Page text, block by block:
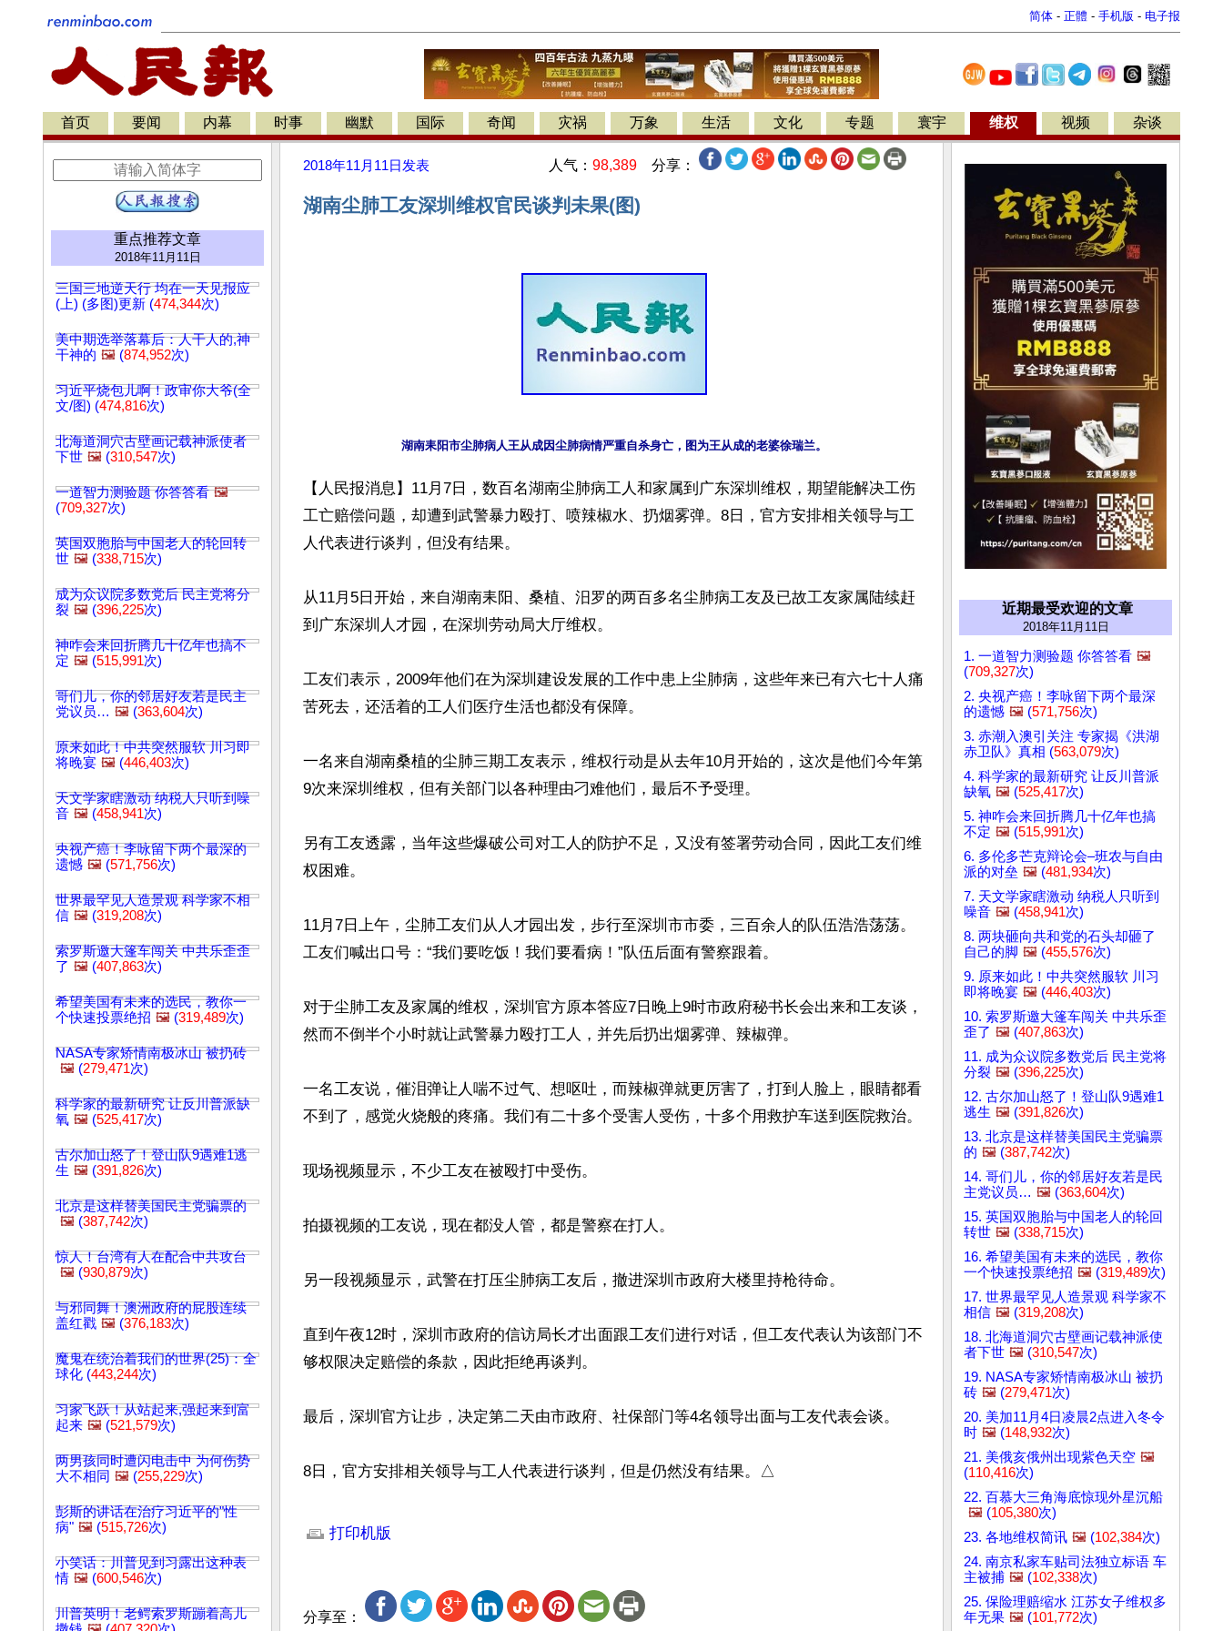
简体 - 正體 - 手机版 - 电子报
首页 要闻 内幕 时事 幽默 国际 奇闻 灾祸 万象 生活 文化 专题 寰宇 维权 视频 杂谈
重点推荐文章
2018年11月11日
三国三地逆天行 均在一天见报应
(上) (多图)更新 (474,344次)
美中期选举落幕后：人干人的,神
干神的 🖼️ (874,952次)
习近平烧包儿啊！政审你大爷(全
文/图) (474,816次)
北海道洞穴古壁画记载神派使者
下世 🖼️ (310,547次)
一道智力测验题 你答答看 🖼️
(709,327次)
英国双胞胎与中国老人的轮回转
世 🖼️ (338,715次)
成为众议院多数党后 民主党将分
裂 🖼️ (396,225次)
神咋会来回折腾几十亿年也搞不
定 🖼️ (515,991次)
哥们儿，你的邻居好友若是民主
党议员… 🖼️ (363,604次)
原来如此！中共突然服软 川习即
将晚宴 🖼️ (446,403次)
天文学家瞎激动 纳税人只听到噪
音 🖼️ (458,941次)
央视产癌！李咏留下两个最深的
遗憾 🖼️ (571,756次)
世界最罕见人造景观 科学家不相
信 🖼️ (319,208次)
索罗斯邀大篷车闯关 中共乐歪歪
了 🖼️ (407,863次)
希望美国有未来的选民，教你一
个快速投票绝招 🖼️ (319,489次)
NASA专家矫情南极冰山 被扔砖
🖼️ (279,471次)
科学家的最新研究 让反川普派缺
氧 🖼️ (525,417次)
古尔加山怒了！登山队9遇难1逃
生 🖼️ (391,826次)
北京是这样替美国民主党骗票的
🖼️ (387,742次)
惊人！台湾有人在配合中共攻台
🖼️ (930,879次)
与邪同舞！澳洲政府的屁股连续
盖红戳 🖼️ (376,183次)
魔鬼在统治着我们的世界(25)：全
球化 (443,244次)
习家飞跃！从站起来,强起来到富
起来 🖼️ (521,579次)
两男孩同时遭闪电击中 为何伤势
大不相同 🖼️ (255,229次)
彭斯的讲话在治疗习近平的"性
病" 🖼️ (515,726次)
小笑话：川普见到习露出这种表
情 🖼️ (600,546次)
川普英明！老鳄索罗斯蹦着高儿
2018年11月11日 发表 人气： 98,389 分享：
湖南尘肺工友深圳维权官民谈判未果(图)
【人民报消息】11月7日，数百名湖南尘肺病工人和家属到广东深圳维权，期望能解决工伤
工亡赔偿问题，却遭到武警暴力殴打、喷辣椒水、扔烟雾弹。8日，官方安排相关领导与工
人代表进行谈判，但没有结果。
从11月5日开始，来自湖南耒阳、桑植、汨罗的两百多名尘肺病工友及已故工友家属陆续赶
到广东深圳人才园，在深圳劳动局大厅维权。
工友们表示，2009年他们在为深圳建设发展的工作中患上尘肺病，这些年来已有六七十人痛
苦死去，还活着的工人们医疗生活也都没有保障。
一名来自湖南桑植的尘肺三期工友表示，维权行动是从去年10月开始的，这次是他们今年第
9次来深圳维权，但有关部门以各种理由刁难他们，最后不予受理。
另有工友透露，当年这些爆破公司对工人的防护不足，又没有签署劳动合同，因此工友们维
权困难。
11月7日上午，尘肺工友们从人才园出发，步行至深圳市市委，三百余人的队伍浩浩荡荡。
工友们喊出口号：“我们要吃饭！我们要看病！”队伍后面有警察跟着。
对于尘肺工友及家属的维权，深圳官方原本答应7日晚上9时市政府秘书长会出来和工友谈，
然而不倒半个小时就让武警暴力殴打工人，并先后扔出烟雾弹、辣椒弹。
一名工友说，催泪弹让人喘不过气、想呕吐，而辣椒弹就更厉害了，打到人脸上，眼睛都看
不到了，感觉火烧般的疼痛。我们有二十多个受害人受伤，十多个用救护车送到医院救治。
现场视频显示，不少工友在被殴打中受伤。
拍摄视频的工友说，现在都没人管，都是警察在打人。
另一段视频显示，武警在打压尘肺病工友后，撤进深圳市政府大楼里持枪待命。
直到午夜12时，深圳市政府的信访局长才出面跟工友们进行对话，但工友代表认为该部门不
够权限决定赔偿的条款，因此拒绝再谈判。
最后，深圳官方让步，决定第二天由市政府、社保部门等4名领导出面与工友代表会谈。
8日，官方安排相关领导与工人代表进行谈判，但是仍然没有结果。△
打印机版
分享至：
近期最受欢迎的文章
2018年11月11日
1. 一道智力测验题 你答答看 🖼️
(709,327次)
2. 央视产癌！李咏留下两个最深
的遗憾 🖼️ (571,756次)
3. 赤潮入澳引关注 专家揭《洪湖
赤卫队》真相 (563,079次)
4. 科学家的最新研究 让反川普派
缺氧 🖼️ (525,417次)
5. 神咋会来回折腾几十亿年也搞
不定 🖼️ (515,991次)
6. 多伦多芒克辩论会–班农与自由
派的对垒 🖼️ (481,934次)
7. 天文学家瞎激动 纳税人只听到
噪音 🖼️ (458,941次)
8. 两块砸向共和党的石头却砸了
自己的脚 🖼️ (455,576次)
9. 原来如此！中共突然服软 川习
即将晚宴 🖼️ (446,403次)
10. 索罗斯邀大篷车闯关 中共乐歪
歪了 🖼️ (407,863次)
11. 成为众议院多数党后 民主党将
分裂 🖼️ (396,225次)
12. 古尔加山怒了！登山队9遇难1
逃生 🖼️ (391,826次)
13. 北京是这样替美国民主党骗票
的 🖼️ (387,742次)
14. 哥们儿，你的邻居好友若是民
主党议员… 🖼️ (363,604次)
15. 英国双胞胎与中国老人的轮回
转世 🖼️ (338,715次)
16. 希望美国有未来的选民，教你
一个快速投票绝招 🖼️ (319,489次)
17. 世界最罕见人造景观 科学家不
相信 🖼️ (319,208次)
18. 北海道洞穴古壁画记载神派使
者下世 🖼️ (310,547次)
19. NASA专家矫情南极冰山 被扔
砖 🖼️ (279,471次)
20. 美加11月4日凌晨2点进入冬令
时 🖼️ (148,932次)
21. 美俄亥俄州出现紫色天空 🖼️
(110,416次)
22. 百慕大三角海底惊现外星沉船
🖼️ (105,380次)
23. 各地维权简讯 🖼️ (102,384次)
24. 南京私家车贴司法独立标语 车
主被捕 🖼️ (102,338次)
25. 保险理赔缩水 江苏女子维权多
年无果 🖼️ (101,772次)